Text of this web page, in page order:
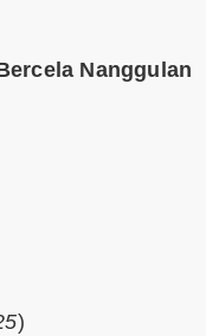
Nanggulan
)